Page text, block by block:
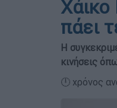
πάει
Η
κινήσεις
🕛 χρόνος